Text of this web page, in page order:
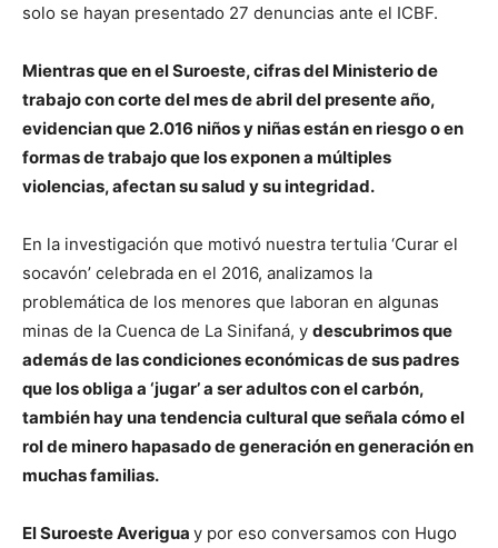
solo se hayan presentado 27 denuncias ante el ICBF.
Mientras que en el Suroeste, cifras del Ministerio de
trabajo con corte del mes de abril del presente año,
evidencian que 2.016 niños y niñas están en riesgo o en
formas de trabajo que los exponen a múltiples
violencias, afectan su salud y su integridad.
En la investigación que motivó nuestra tertulia ‘Curar el
socavón’ celebrada en el 2016, analizamos la
problemática de los menores que laboran en algunas
minas de la Cuenca de La Sinifaná, y descubrimos que
además de las condiciones económicas de sus padres
que los obliga a ‘jugar’ a ser adultos con el carbón,
también hay una tendencia cultural que señala cómo el
rol de minero hapasado de generación en generación en
muchas familias.
El Suroeste Averigua y por eso conversamos con Hugo